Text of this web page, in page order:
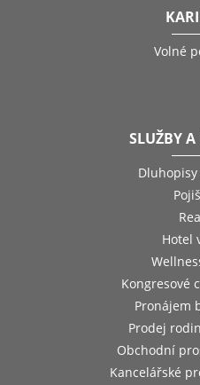
Volné
SLUŽBY
Dluhopisy
Hotel
Kongresové
Pronájem
Prodej
Obchodní
Kancelářské